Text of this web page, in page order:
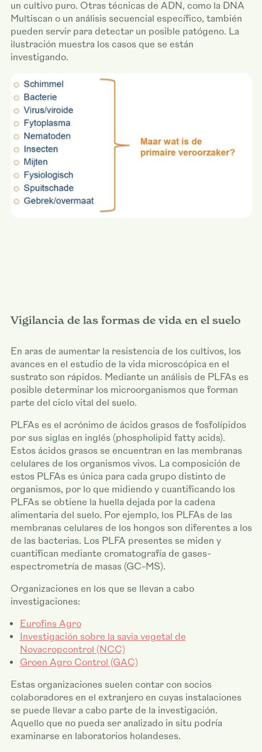
un cultivo puro. Otras técnicas de ADN, como la DNA
Multiscan o un análisis secuencial específico, también
pueden servir para detectar un posible patógeno. La
ilustración muestra los casos que se están
investigando.
Vigilancia de las formas de vida en el suelo
En aras de aumentar la resistencia de los cultivos, los
avances en el estudio de la vida microscópica en el
sustrato son rápidos. Mediante un análisis de PLFAs es
posible determinar los microorganismos que forman
parte del ciclo vital del suelo.
PLFAs es el acrónimo de ácidos grasos de fosfolípidos
por sus siglas en inglés (phospholipid fatty acids).
Estos ácidos grasos se encuentran en las membranas
celulares de los organismos vivos. La composición de
estos PLFAs es única para cada grupo distinto de
organismos, por lo que midiendo y cuantificando los
PLFAs se obtiene la huella dejada por la cadena
alimentaria del suelo. Por ejemplo, los PLFAs de las
membranas celulares de los hongos son diferentes a los
de las bacterias. Los PLFA presentes se miden y
cuantifican mediante cromatografía de gases-
espectrometría de masas (GC-MS).
Organizaciones en los que se llevan a cabo
investigaciones:
Eurofins Agro
Investigación sobre la savia vegetal de
Novacropcontrol (NCC)
Groen Agro Control (GAC)
Estas organizaciones suelen contar con socios
colaboradores en el extranjero en cuyas instalaciones
se puede llevar a cabo parte de la investigación.
Aquello que no pueda ser analizado in situ podría
examinarse en laboratorios holandeses.